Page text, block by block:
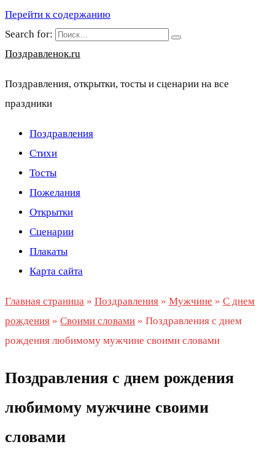
Перейти к содержанию
Search for:
Поздравленок.ru
Поздравления, открытки, тосты и сценарии на все
праздники
Поздравления
Стихи
Тосты
Пожелания
Открытки
Сценарии
Плакаты
Карта сайта
Главная страница » Поздравления » Мужчине » С днем
рождения » Своими словами » Поздравления с днем
рождения любимому мужчине своими словами
Поздравления с днем рождения
любимому мужчине своими
словами